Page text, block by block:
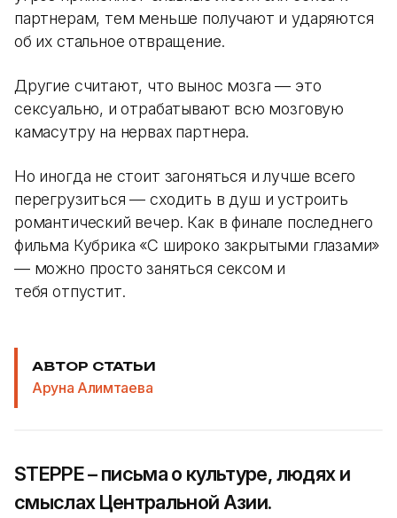
партнерам, тем меньше получают и ударяются
об их стальное отвращение.
Другие считают, что вынос мозга — это
сексуально, и отрабатывают всю мозговую
камасутру на нервах партнера.
Но иногда не стоит загоняться и лучше всего
перегрузиться — сходить в душ и устроить
романтический вечер. Как в финале последнего
фильма Кубрика «С широко закрытыми глазами»
— можно просто заняться сексом и
тебя отпустит.
АВТОР СТАТЬИ
Аруна Алимтаева
STEPPE – письма о культуре, людях и
смыслах Центральной Азии.